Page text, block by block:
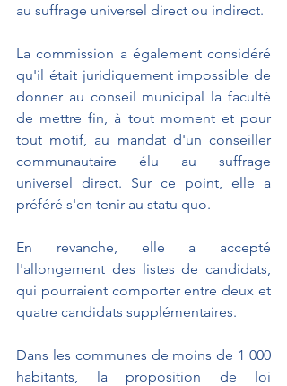
au suffrage universel direct ou indirect.
La commission a également considéré
qu'il était juridiquement impossible de
donner au conseil municipal la faculté
de mettre fin, à tout moment et pour
tout motif, au mandat d'un conseiller
communautaire élu au suffrage
universel direct. Sur ce point, elle a
préféré s'en tenir au statu quo.
En revanche, elle a accepté
l'allongement des listes de candidats,
qui pourraient comporter entre deux et
quatre candidats supplémentaires.
Dans les communes de moins de 1 000
habitants, la proposition de loi